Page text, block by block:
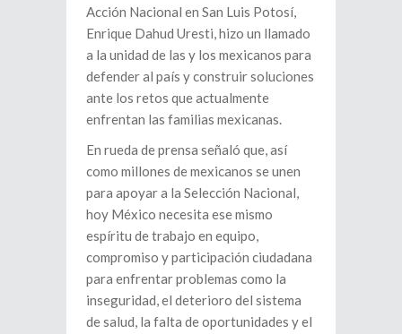
Acción Nacional en San Luis Potosí,
Enrique Dahud Uresti, hizo un llamado
a la unidad de las y los mexicanos para
defender al país y construir soluciones
ante los retos que actualmente
enfrentan las familias mexicanas.
En rueda de prensa señaló que, así
como millones de mexicanos se unen
para apoyar a la Selección Nacional,
hoy México necesita ese mismo
espíritu de trabajo en equipo,
compromiso y participación ciudadana
para enfrentar problemas como la
inseguridad, el deterioro del sistema
de salud, la falta de oportunidades y el